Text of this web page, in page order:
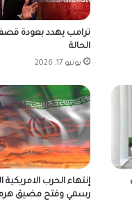
ترامب يهدد بعودة
الحالة
يونيو 17, 2026
إنتهاء الحرب الامريكية
رسمي وفتح مضيق